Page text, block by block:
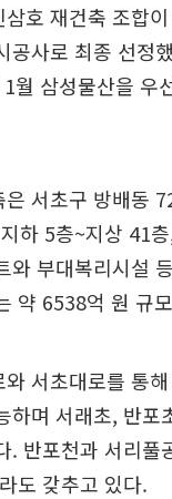
호 재건축 조합
공사로 최종 선정
월 삼성물산을 우
은 서초구 방배동
하 5층~지상 41
와 부대복리시설
약 6538억 원 규
서초대로를 통
하며 서래초, 반포
. 반포천과 서리풀
도 갖추고 있다.